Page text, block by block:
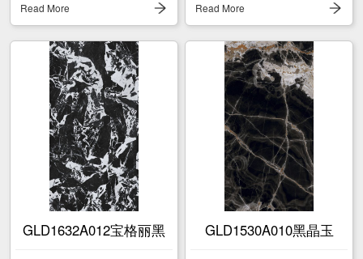
Read More Read More
GLD1632A012宝格丽黑 GLD1530A010黑晶玉